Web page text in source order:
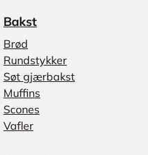
Bakst
Brød
Rundstykker
Søt gjærbakst
Muffins
Scones
Vafler